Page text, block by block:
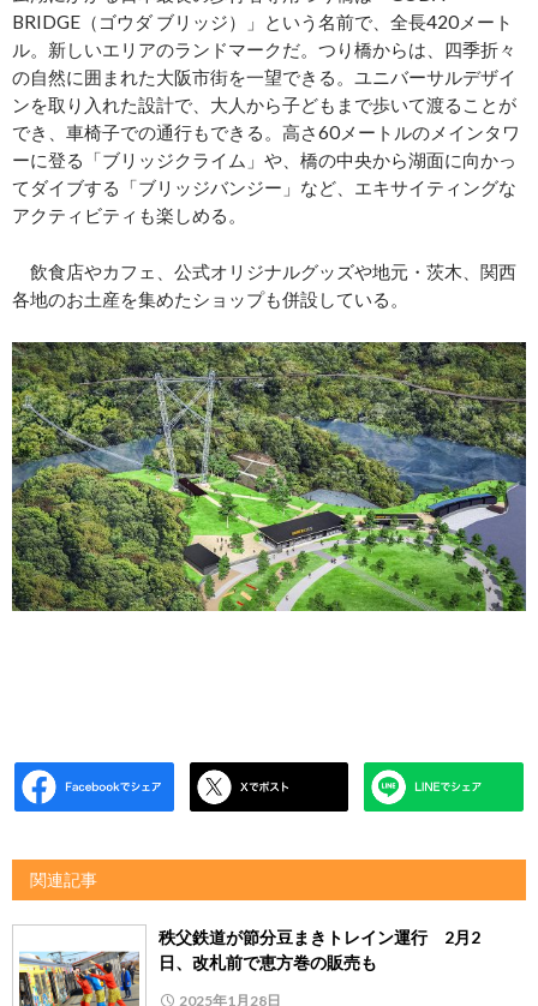
BRIDGE（ゴウダ ブリッジ）」という名前で、全長420メート
ル。新しいエリアのランドマークだ。つり橋からは、四季折々
の自然に囲まれた大阪市街を一望できる。ユニバーサルデザイ
ンを取り入れた設計で、大人から子どもまで歩いて渡ることが
でき、車椅子での通行もできる。高さ60メートルのメインタワ
ーに登る「ブリッジクライム」や、橋の中央から湖面に向かっ
てダイブする「ブリッジバンジー」など、エキサイティングな
アクティビティも楽しめる。
飲食店やカフェ、公式オリジナルグッズや地元・茨木、関西
各地のお土産を集めたショップも併設している。
関連記事
秩父鉄道が節分豆まきトレイン運行 2月2
日、改札前で恵方巻の販売も
2025年1月28日